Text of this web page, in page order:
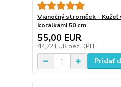
Vianočný stromček - Kužeľ
korálkami 50 cm
55,00 EUR
44,72 EUR bez DPH
Pridať